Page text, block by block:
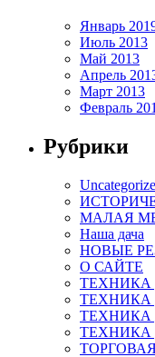
Январь
Июль 2013
Май 2013
Апрель
Март 2013
Февраль
Рубрики
МАЛАЯ
Наша дача
НОВЫЕ
О САЙТЕ
ТЕХНИКА
ТЕХНИКА
ТЕХНИКА
ТОРГОВАЯ